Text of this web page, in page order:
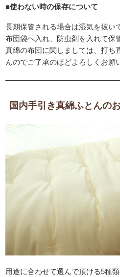
■使わない時の保存について
長期保管される場合は湿気を抜い
布団袋へ入れ、防虫剤を入れて保
真綿の布団に関しましては、打ち
んのでご了承のほどよろしくお願
国内手引き真綿ふとんの
用途に合わせて選んで頂ける5種